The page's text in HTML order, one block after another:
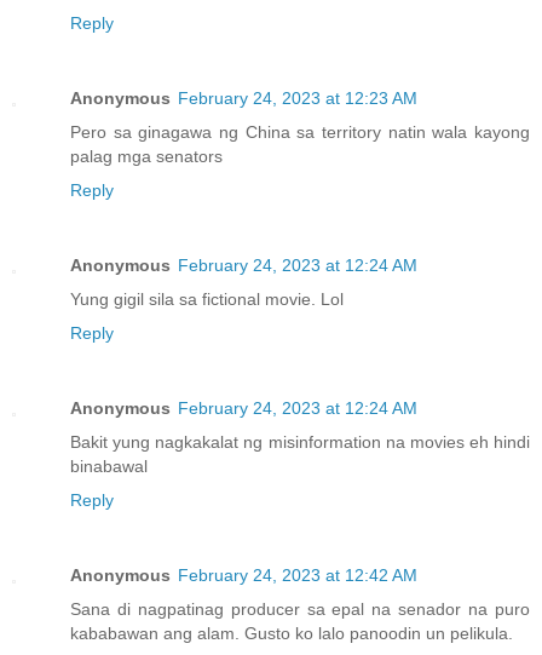
Reply
Anonymous February 24, 2023 at 12:23 AM
Pero sa ginagawa ng China sa territory natin wala kayong
palag mga senators
Reply
Anonymous February 24, 2023 at 12:24 AM
Yung gigil sila sa fictional movie. Lol
Reply
Anonymous February 24, 2023 at 12:24 AM
Bakit yung nagkakalat ng misinformation na movies eh hindi
binabawal
Reply
Anonymous February 24, 2023 at 12:42 AM
Sana di nagpatinag producer sa epal na senador na puro
kababawan ang alam. Gusto ko lalo panoodin un pelikula.